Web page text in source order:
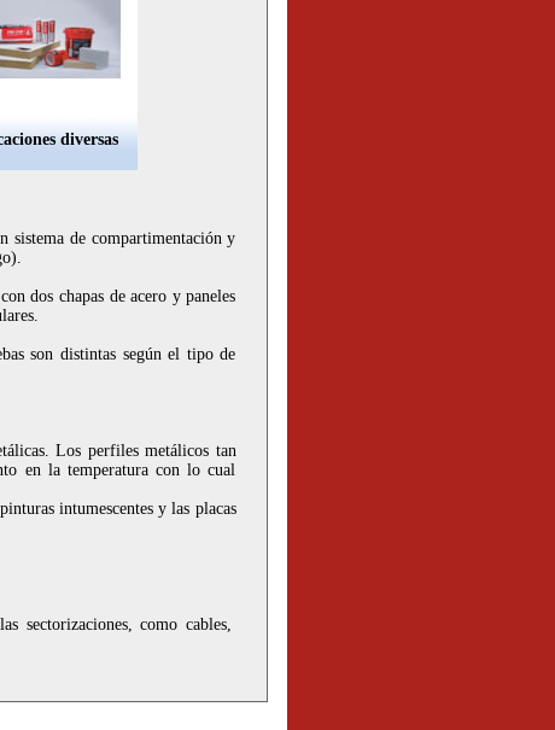
diversas
sistema de compartimentación y
dos chapas de acero y paneles
son distintas según el tipo de
Los perfiles metálicos tan
en la temperatura con lo cual
intumescentes y las placas
sectorizaciones, como cables,